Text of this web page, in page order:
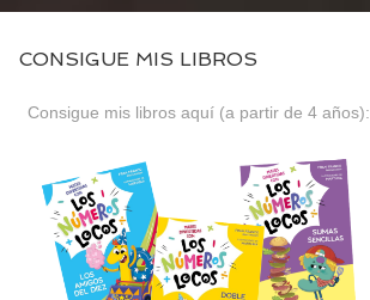
CONSIGUE MIS LIBROS
Consigue mis libros aquí (a partir de 4 años):